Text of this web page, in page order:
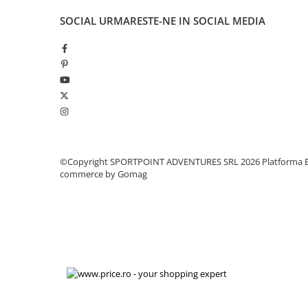
SOCIAL URMARESTE-NE IN SOCIAL MEDIA
©Copyright SPORTPOINT ADVENTURES SRL 2026 Platforma
commerce by Gomag